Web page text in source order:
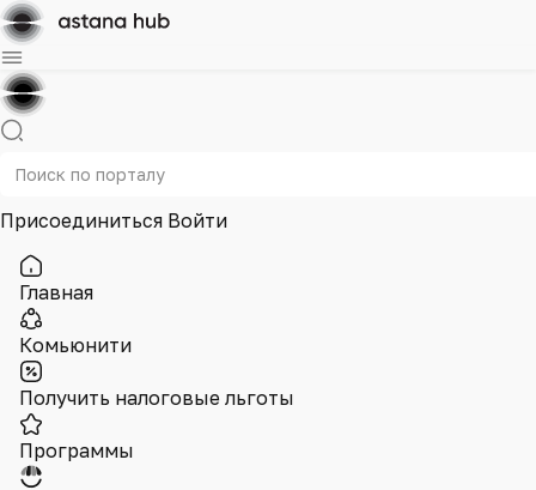
Присоединиться Войти
Главная
Комьюнити
Получить налоговые льготы
Программы